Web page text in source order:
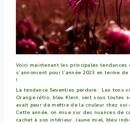
Voici maintenant les principales
s’annoncent pour l’année 2023 en terme
!
La tendance Seventies perdure : Les tons
Orange rétro, bleu Klein, vert sous toutes
avait peur de mettre de la couleur chez
Cette année, on mise sur des nuances de
cachet à son intérieur. Jaune miel, bleu